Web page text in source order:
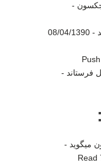
جکسون -
-
08/04/1390
فرستاند -
میگوید -
Read